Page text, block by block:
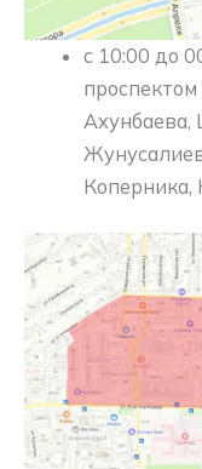
с 10:00 до
Ахунбаева,
Коперника,